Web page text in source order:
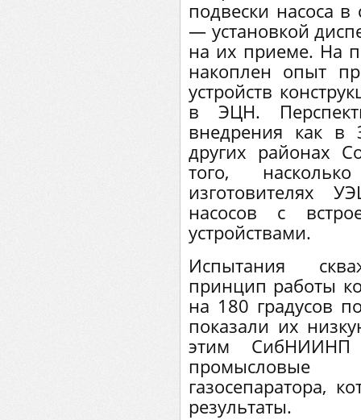
подвески насоса в
— установкой
на их приеме. На
накоплен опыт
устройств
в ЭЦН.
внедрения как в
других районах
того,
изготовителях
насосов с
устройствами.
Испытания
принцип работы
на 180 градусов
показали их
этим СибНИИНП
промысловые
газосепаратора,
результаты.